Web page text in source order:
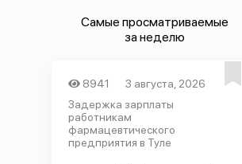
Самые просматриваемые
за неделю
8941
3 августа, 2026
Задержка зарплаты
работникам
фармацевтического
предприятия в Туле